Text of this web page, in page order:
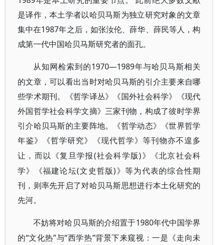
是译作，本土学者以哈贝马斯为独立研究对象的文章
集中在1987年之后，如张汝伦、薛华、薛民等人，构
成第一代中国哈贝马斯研究者的面孔。
从知网检索到的1970—1989年与哈贝马斯相关
的文章，可以看出当时对哈贝马斯的引介主要来自哪
些学术期刊。《哲学译丛》《国外社会科学》《现代
外国哲学社会科学文摘》三家刊物，构成了彼时学界
引介哈贝马斯的主要阵地。《哲学动态》《世界哲学
年鉴》
《哲学研究》
《现代哲学》等刊物亦不遑多
让，而以《复旦学报(社会科学版)》《北京社会科
学》《福建论坛(文史哲版)》等为代表的综合性期
刊，则率先开启了对哈贝马斯思想进行本土化研究的
先河。
不妨将对哈贝马斯的介绍置于1980年代中国学界
的“文化热”与“西学热”背景下来窥视：一是《走向未